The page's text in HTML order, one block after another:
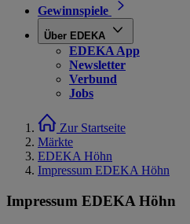
Gewinnspiele
Über EDEKA
EDEKA App
Newsletter
Verbund
Jobs
Zur Startseite
Märkte
EDEKA Höhn
Impressum EDEKA Höhn
Impressum EDEKA Höhn